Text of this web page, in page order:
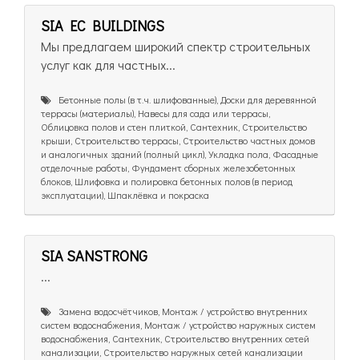
SIA EC BUILDINGS
Мы предлагаем широкий спектр строительных
услуг как для частных...
Бетонные полы (в т.ч. шлифованные), Доски для деревянной
террасы (материалы), Навесы для сада или террасы,
Облицовка полов и стен плиткой, Сантехник, Строительство
крыши, Строительство террасы, Строительство частных домов
и аналогичных зданий (полный цикл), Укладка пола, Фасадные
отделочные работы, Фундамент сборных железобетонных
блоков, Шлифовка и полировка бетонных полов (в период
эксплуатации), Шпаклёвка и покраска
SIA SANSTRONG
...
Замена водосчётчиков, Монтаж / устройство внутренних
систем водоснабжения, Монтаж / устройство наружных систем
водоснабжения, Сантехник, Строительство внутренних сетей
канализации, Строительство наружных сетей канализации